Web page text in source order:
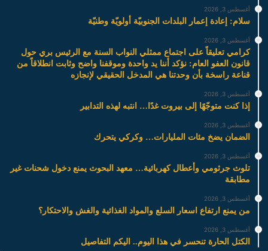
أغسطس 3, 2026
سلام: إعادة إعمار البلدات الجنوبيّة أولويّة وطنيّة
أغسطس 3, 2026
كرامي تعليقاً على اجتماع ممثلي النواب السنة مع الرئيس بري حول
قانون العفو العام: نؤكد أننا يد واحدة وموقفنا واضح وثابت انطلاقاً من
قناعة راسخة بأن وحدتنا هي المدخل الحقيقي لإنجازه
أغسطس 3, 2026
إذا كنت متوجّهًا إلى بيروت غدًا… انتبه لهذه التدابير
أغسطس 3, 2026
الضمان يضخ مئات المليارات… وكركي يتحرك
أغسطس 3, 2026
تلوث جرثومي وأعطال كهربائية… معهد البحوث يمنع دخول شحنات غير
مطابقة
أغسطس 3, 2026
من يمنع ارتفاع اسعار السلع والمواد الغذائية والغش والاحتكار؟
أغسطس 3, 2026
الكتل الحارة تنحسر في هذا اليوم.. اليكم التفاصيل